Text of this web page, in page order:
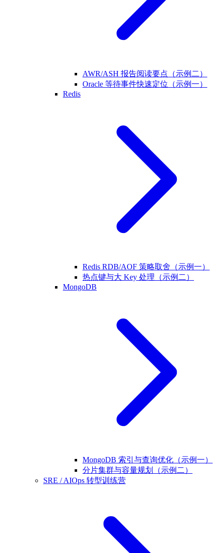
AWR/ASH 报告阅读要点（示例二）
Oracle 等待事件快速定位（示例一）
Redis
Redis RDB/AOF 策略取舍（示例一）
热点键与大 Key 处理（示例二）
MongoDB
MongoDB 索引与查询优化（示例一）
分片集群与容量规划（示例二）
SRE / AIOps 转型训练营